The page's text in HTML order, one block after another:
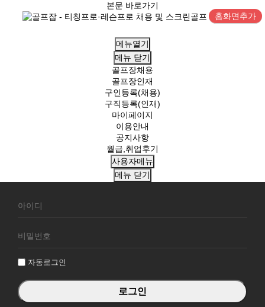
본문 바로가기
홈화면추가
메뉴열기
메뉴 닫기
골프장채용
골프장인재
구인등록(채용)
구직등록(인재)
마이페이지
이용안내
공지사항
월급,취업후기
사용자메뉴
메뉴 닫기
원
그
자동로그인